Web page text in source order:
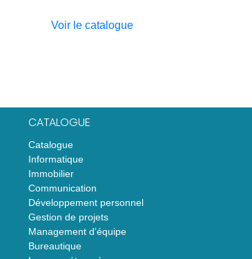
Voir le catalogue
CATALOGUE
Catalogue
Informatique
Immobilier
Communication
Développement personnel
Gestion de projets
Management d’équipe
Bureautique